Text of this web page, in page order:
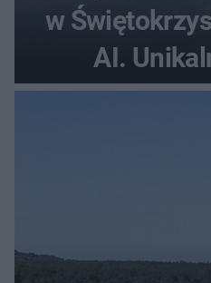
w
AI.